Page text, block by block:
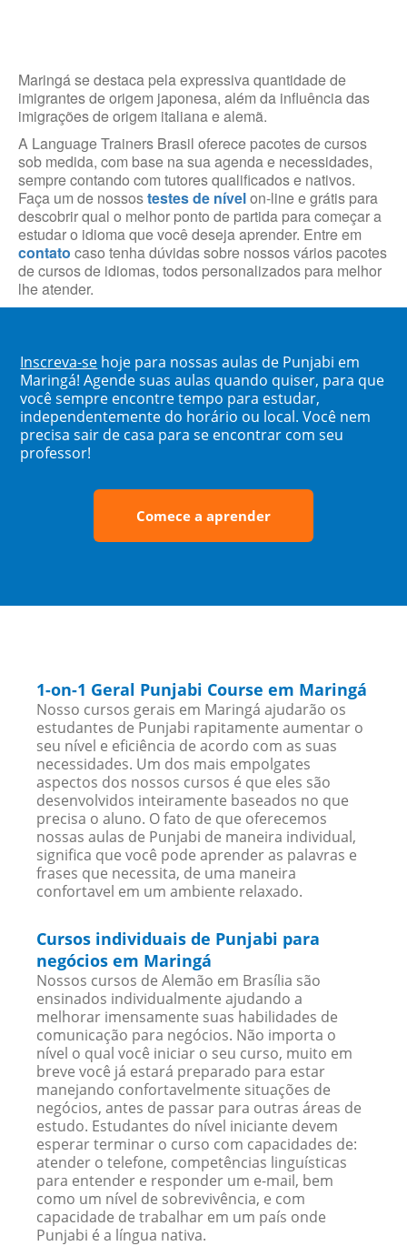
Maringá se destaca pela expressiva quantidade de
imigrantes de origem japonesa, além da influência das
imigrações de origem italiana e alemã.
A Language Trainers Brasil oferece pacotes de cursos
sob medida, com base na sua agenda e necessidades,
sempre contando com tutores qualificados e nativos.
Faça um de nossostestes de nívelon-line e grátis para
descobrir qual o melhor ponto de partida para começar a
estudar o idioma que você deseja aprender. Entre em
contato caso tenha dúvidas sobre nossos vários pacotes
de cursos de idiomas, todos personalizados para melhor
lhe atender.
Inscreva-se hoje para nossas aulas de Punjabi em
Maringá! Agende suas aulas quando quiser, para que
você sempre encontre tempo para estudar,
independentemente do horário ou local. Você nem
precisa sair de casa para se encontrar com seu
professor!
Comece a aprender
1-on-1 Geral Punjabi Course em Maringá
Nosso cursos gerais em Maringá ajudarão os
estudantes de Punjabi rapitamente aumentar o
seu nível e eficiência de acordo com as suas
necessidades. Um dos mais empolgates
aspectos dos nossos cursos é que eles são
desenvolvidos inteiramente baseados no que
precisa o aluno. O fato de que oferecemos
nossas aulas de Punjabi de maneira individual,
significa que você pode aprender as palavras e
frases que necessita, de uma maneira
confortavel em um ambiente relaxado.
Cursos individuais de Punjabi para
negócios em Maringá
Nossos cursos de Alemão em Brasília são
ensinados individualmente ajudando a
melhorar imensamente suas habilidades de
comunicação para negócios. Não importa o
nível o qual você iniciar o seu curso, muito em
breve você já estará preparado para estar
manejando confortavelmente situações de
negócios, antes de passar para outras áreas de
estudo. Estudantes do nível iniciante devem
esperar terminar o curso com capacidades de:
atender o telefone, competências linguísticas
para entender e responder um e-mail, bem
como um nível de sobrevivência, e com
capacidade de trabalhar em um país onde
Punjabi é a língua nativa.